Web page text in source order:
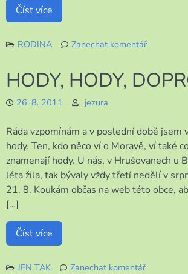
Číst více
RODINA
Zanechat komentář
MÁ
HODY, HODY,
26. 8. 2011 jezura
Ráda vzpomínám a v poslední době jsem
hody. Ten, kdo něco ví o Moravě, ví také
znamenají hody. U nás, v Hrušovanech u
léta žila, tak bývaly vždy třetí nedělí v
21. 8. Koukám občas na web této obce,
[…]
Číst více
JEN TAK
Zanechat komentář